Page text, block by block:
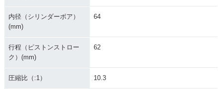
内径（シリンダーボア）
(mm)
64
行程（ピストンストロー
ク）(mm)
62
圧縮比（:1） 10.3